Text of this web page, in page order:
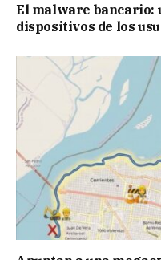
El malware bancario:
dispositivos de los